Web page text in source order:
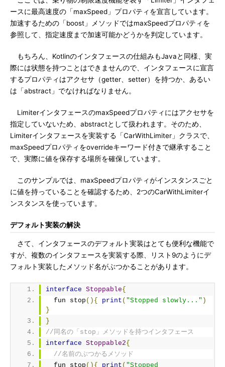
ースに最高速度の「maxSpeed」プロパティを宣言しています。
加速するための「boost」メソッドではmaxSpeedプロパティを
参照して、指定速度まで加速可能かどうかを判定しています。
もちろん、Kotlinのインタフェースの仕組みもJavaと同様、実
際には状態を持つことはできませんので、インタフェースに宣言
するプロパティはアクセサ（getter、setter）を持つか、あるい
は「abstract」でなければなりません。
LimiterインタフェースのmaxSpeedプロパティにはアクセサを
指定していないため、abstractとして扱われます。そのため、
Limiterインタフェースを実装する「CarWithLimiter」クラスで、
maxSpeedプロパティをoverrideキーワード付きで継承すること
で、実際に値を保存する場所を確保しています。
このサンプルでは、maxSpeedプロパティがインスタンスごと
に値を持っていることを確認するため、2つのCarWithLimiterイ
ンスタンスを使っています。
デフォルト実装の解決
さて、インタフェースのデフォルト実装はとても便利な機能で
すが、複数のインタフェースを実装する際、リスト9のようにデ
フォルト実装したメソッド名がぶつかることがあります。
interface Stoppable{
  fun stop
(){ print ( "Stopped slowly..." )
}
}
//同名の「stop」メソッドを持つインタフェース
interface Stoppable2{
//名前のぶつかるメソッド
  fun stop
(){ print ( "Stopped